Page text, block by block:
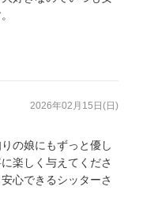
2026年02月15日(日)
の娘にもずっと優し
楽しく与えてくださ
心できるシッターさ